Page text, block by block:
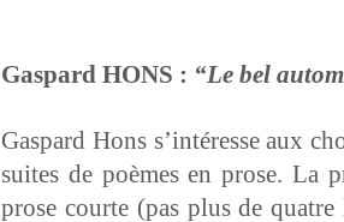
Gas­pard HONS : “Le bel
Gas­pard Hons s’in­téresse aux
suites de poèmes en prose. La
prose courte (pas plus de